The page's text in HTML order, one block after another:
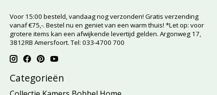
Voor 15:00 besteld, vandaag nog verzonden! Gratis verzending
vanaf €75,-. Bestel nu en geniet van een warm thuis! *Let op: voor
grotere items kan een afwijkende levertijd gelden. Argonweg 17,
3812RB Amersfoort. Tel: 033-4700 700
Categorieën